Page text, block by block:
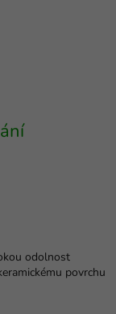
odolnost
povrchu